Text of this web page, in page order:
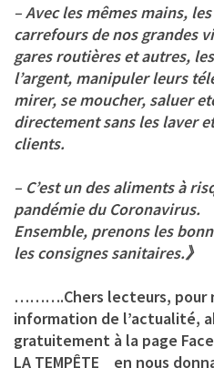
– Avec les mêmes mains,
carrefours de nos grandes
gares routières et autres,
l’argent, manipuler leurs
mirer, se moucher, saluer
directement sans les laver
clients.
– C’est un des aliments à
pandémie du Coronavirus.
Ensemble, prenons les
les consignes sanitaires.》
……….Chers lecteurs, pour
information de l’actualité,
gratuitement à la page
LA TEMPÊTE en nous